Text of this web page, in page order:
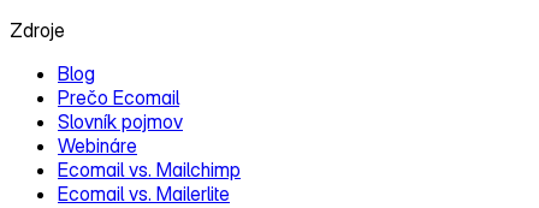
Zdroje
Blog
Prečo Ecomail
Slovník pojmov
Webináre
Ecomail vs. Mailchimp
Ecomail vs. Mailerlite